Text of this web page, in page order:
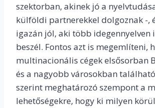
szektorban, akinek jó a
külföldi partnerekkel dolgoznak -,
igazán jól, aki több idegennyelven
beszél. Fontos azt is megemlíteni,
multinacionális cégek elsősorban
és a nagyobb városokban
szerint meghatározó szempont a
lehetőségekre, hogy ki milyen